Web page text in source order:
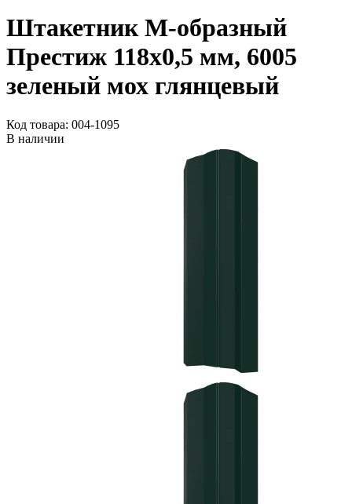
Штакетник М-образный
Престиж 118x0,5 мм, 6005
зеленый мох глянцевый
Код товара: 004-1095
В наличии